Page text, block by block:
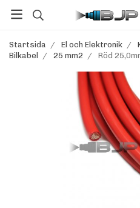
Startsida / El och Elektronik /
Bilkabel
/ 25 mm2 / Röd